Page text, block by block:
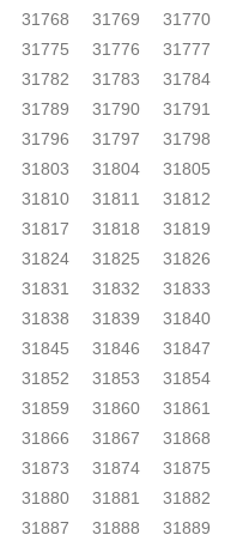
31768 31769
31770
31775 31776
31777
31782 31783
31784
31789 31790
31791
31796 31797
31798
31803 31804
31805
31810 31811
31812
31817 31818
31819
31824 31825
31826
31831 31832
31833
31838 31839
31840
31845 31846
31847
31852 31853
31854
31859 31860
31861
31866 31867
31868
31873 31874
31875
31880 31881
31882
31887 31888
31889